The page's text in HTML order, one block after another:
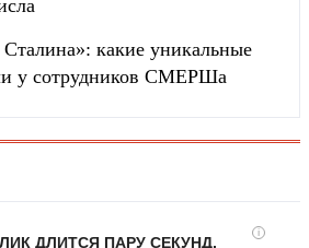
какие уникальные
у сотрудников СМЕРШа
i
ДЛИТСЯ ПАРУ СЕКУНД,